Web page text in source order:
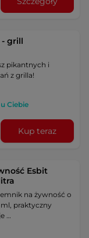
- grill
pikantnych i
z grilla!
Ciebie
Kup teraz
Esbit
na żywność o
praktyczny
…